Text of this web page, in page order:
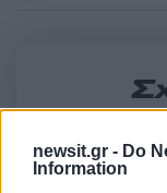
newsit.gr - Do
Information